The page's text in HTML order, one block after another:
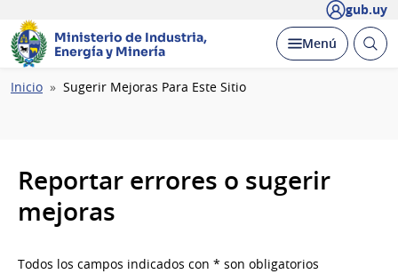
gub.uy
Ministerio de Industria,
Energía y Minería
Desplegar
Menú Abrir
Ruta
Inicio Sugerir Mejoras Para Este Sitio
Reportar errores o sugerir
mejoras
Todos los campos indicados con * son obligatorios